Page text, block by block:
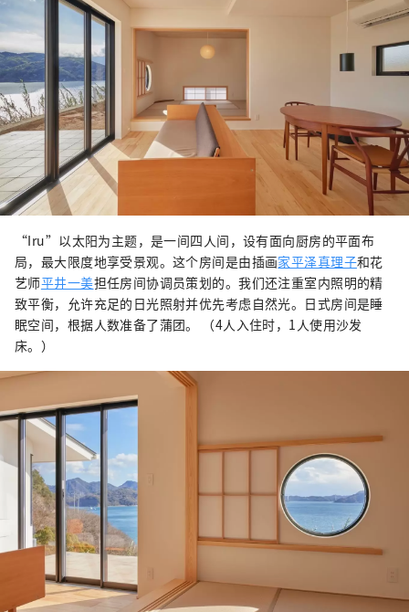
“Iru”以太阳为主题，是一间四人间，设有面向厨房的平面布
局，最大限度地享受景观。这个房间是由插画家平泽真理子和花
艺师平井一美担任房间协调员策划的。我们还注重室内照明的精
致平衡，允许充足的日光照射并优先考虑自然光。日式房间是睡
眠空间，根据人数准备了蒲团。 （4人入住时，1人使用沙发
床。）